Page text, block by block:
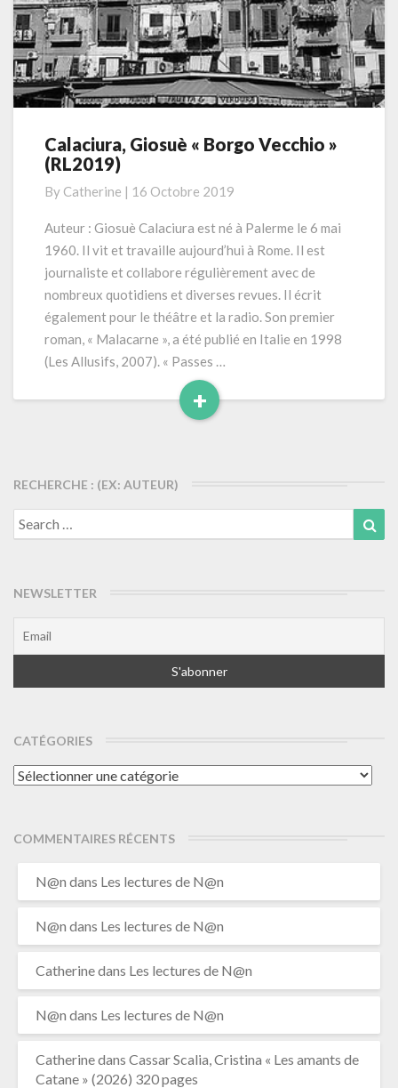
Calaciura,
Giosuè
Borgo
Vecchio
(RL2019)
Calaciura, Giosuè « Borgo Vecchio »
(RL2019)
By Catherine | 16 Octobre 2019
Auteur : Giosuè Calaciura est né à Palerme le 6 mai
1960. Il vit et travaille aujourd’hui à Rome. Il est
journaliste et collabore régulièrement avec de
nombreux quotidiens et diverses revues. Il écrit
également pour le théâtre et la radio. Son premier
roman, « Malacarne », a été publié en Italie en 1998
(Les Allusifs, 2007). « Passes …
+
Read
RECHERCHE : (EX: AUTEUR)
Search
for:
NEWSLETTER
CATÉGORIES
Catégories
COMMENTAIRES RÉCENTS
N@n dans Les lectures de N@n
N@n dans Les lectures de N@n
Catherinedans Les lectures de N@n
N@n dans Les lectures de N@n
Catherinedans Cassar Scalia, Cristina « Les amants de
Catane » (2026) 320 pages